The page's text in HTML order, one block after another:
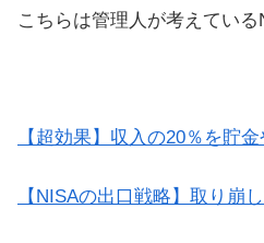
こちらは管理人が考えている
【超効果】収入の20％を貯
【NISAの出口戦略】取り崩